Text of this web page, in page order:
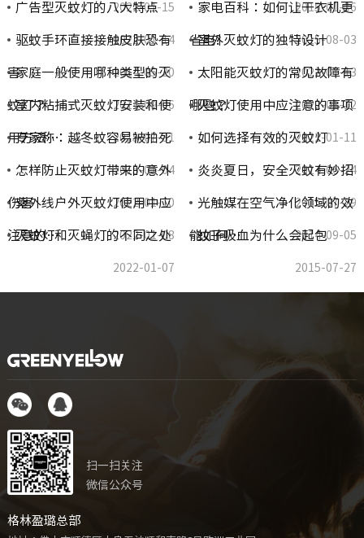
2022-01-15 2015-01-06
广告型灭蚊灯的八大特点
2022-01-14
家电百科：如何让干衣机更
省电? 2015-08-03
驱蚊手环直接接触皮肤恐有
害 2014-05-20
室外灭蚊灯的独特设计
2022-01-13
家庭一般使用哪种类型的灭
蚊灯？ 2014-09-06
太阳能灭蚊灯的常见故障有
哪些？ 2022-01-12
室内粘捕式灭蚊灯安装和使
用方法… 2015-07-31
灭蚊灯使用中应注意的事项
2022-01-11
专家称：越冬蚊容易被拍死
2015-01-04
如何选择有效的灭蚊灯
2014-06-24
怎样防止灭蚊灯带来的意外
伤害 2022-01-10
炎炎夏日，安全灭蚊有妙招
2015-07-29
紫外线户外灭蚊灯使用中应
注意的… 2022-01-08
光触媒在空气净化领域的效
能如何… 2014-09-05
灭蚊灯和灭蝇灯的不同之处
2022-01-07
蚊子吸血为什么会起包
2015-07-27
扫一扫关注
微信公众号
格林盈璐总部